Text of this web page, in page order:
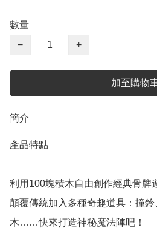
數量
−
+
加至購物
簡介
產品特點
利用100塊積木自由創作經典骨牌
顛覆傳統加入多種奇趣道具：撞
木……快來打造神秘魔法陣吧！